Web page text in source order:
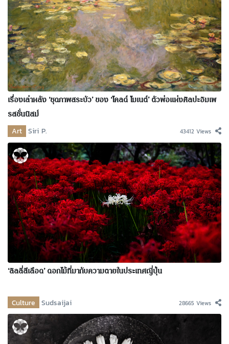
เรื่องเล่าหลัง ‘ชุดภาพสระบัว’ ของ ‘โคลด์ โมเนต์’ ตัวพ่อแห่งศิลปะอิมเพ
รสชั่นนิสม์
Art Siri P. 43412 Views
‘ลิลลี่สีเลือด’ ดอกไม้ที่มากับความตายในประเทศญี่ปุ่น
Culture Sudsaijai 28665 Views